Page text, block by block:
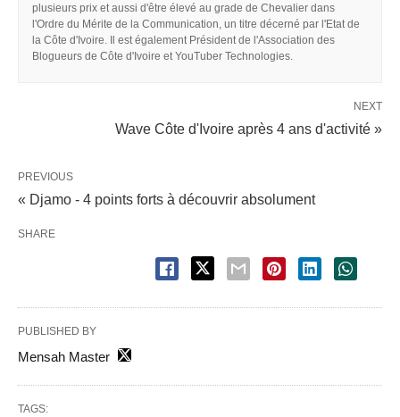
plusieurs prix et aussi d'être élevé au grade de Chevalier dans
l'Ordre du Mérite de la Communication, un titre décerné par l'Etat de
la Côte d'Ivoire. Il est également Président de l'Association des
Blogueurs de Côte d'Ivoire et YouTuber Technologies.
NEXT
Wave Côte d'Ivoire après 4 ans d'activité »
PREVIOUS
« Djamo - 4 points forts à découvrir absolument
SHARE
PUBLISHED BY
Mensah Master
TAGS: